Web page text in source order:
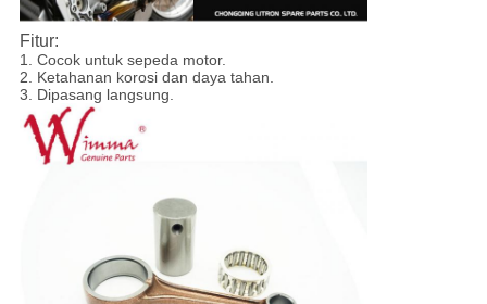
Fitur:
1. Cocok untuk sepeda motor.
2. Ketahanan korosi dan daya tahan.
3. Dipasang langsung.